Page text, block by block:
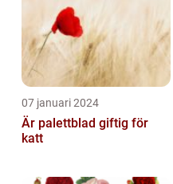
07 januari 2024
Är palettblad giftig för
katt